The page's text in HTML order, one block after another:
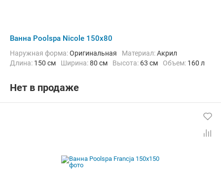
Ванна Poolspa Nicole 150x80
Наружная форма:Оригинальная Материал:Акрил
Длина: 150 см Ширина:80 см Высота: 63 см Объем: 160 л
Нет в продаже